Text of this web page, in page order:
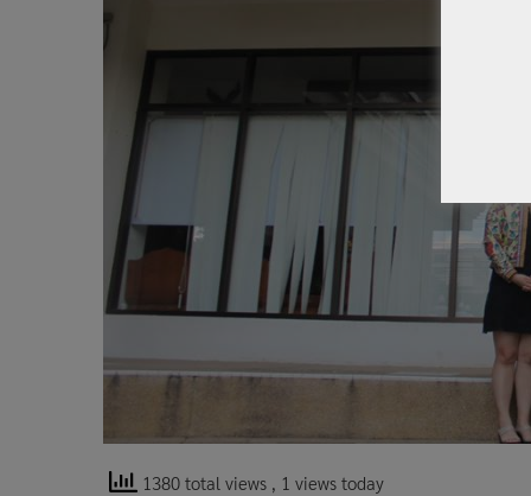
1380 total views , 1 views today